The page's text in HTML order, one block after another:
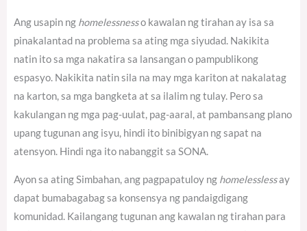
Ang usapin ng homelessnesso kawalan ng tirahan ay isa sa
pinakalantad na problema sa ating mga siyudad. Nakikita
natin ito sa mga nakatira sa lansangan o pampublikong
espasyo. Nakikita natin sila na may mga kariton at nakalatag
na karton, sa mga bangketa at sa ilalim ng tulay. Pero sa
kakulangan ng mga pag-uulat, pag-aaral, at pambansang plano
upang tugunan ang isyu, hindi ito binibigyan ng sapat na
atensyon. Hindi nga ito nabanggit sa SONA.
Ayon sa ating Simbahan, ang pagpapatuloy ng homelesslessay
dapat bumabagabag sa konsensya ng pandaigdigang
komunidad. Kailangang tugunan ang kawalan ng tirahan para